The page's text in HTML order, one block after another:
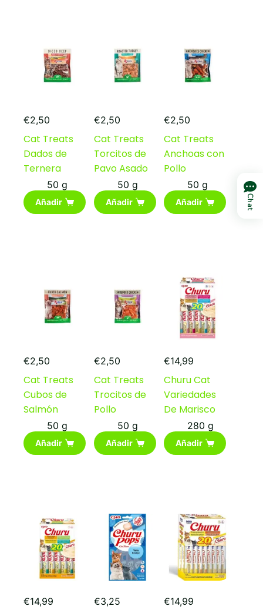
€2,50
Cat Treats
Dados de
Ternera
50 g
Añadir
€2,50
Cat Treats
Torcitos de
Pavo Asado
50 g
Añadir
€2,50
Cat Treats
Anchoas con
Pollo
50 g
Añadir
€2,50
Cat Treats
Cubos de
Salmón
50 g
Añadir
€2,50
Cat Treats
Trocitos de
Pollo
50 g
Añadir
€14,99
Churu Cat
Variedades
De Marisco
280 g
Añadir
€14,99 €3,25 €14,99
Chat